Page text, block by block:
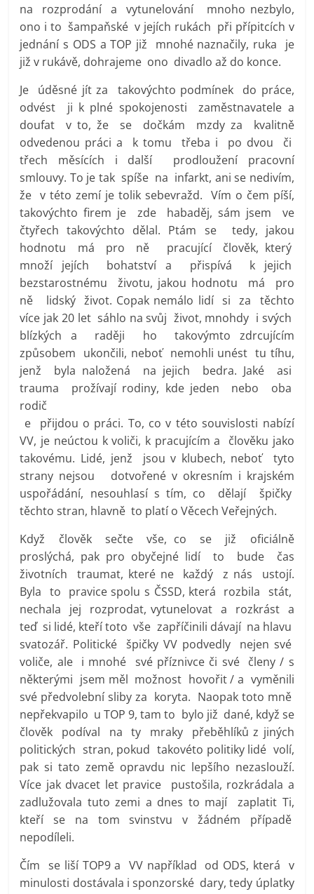
na rozprodání a vytunelování mnoho nezbylo,
ono i to šampaňské v jejích rukách při přípitcích v
jednání s ODS a TOP již mnohé naznačily, ruka je
již v rukávě, dohrajeme ono divadlo až do konce.
Je úděsné jít za takovýchto podmínek do práce,
odvést ji k plné spokojenosti zaměstnavatele a
doufat v to, že se dočkám mzdy za kvalitně
odvedenou práci a k tomu třeba i po dvou či
třech měsících i další prodloužení pracovní
smlouvy. To je tak spíše na infarkt, ani se nedivím,
že v této zemí je tolik sebevražd. Vím o čem píší,
takovýchto firem je zde habaděj, sám jsem ve
čtyřech takovýchto dělal. Ptám se tedy, jakou
hodnotu má pro ně pracující člověk, který
množí jejích bohatství a přispívá k jejich
bezstarostnému životu, jakou hodnotu má pro
ně lidský život. Copak nemálo lidí si za těchto
více jak 20 let sáhlo na svůj život, mnohdy i svých
blízkých a raději ho takovýmto zdrcujícím
způsobem ukončili, neboť nemohli unést tu tíhu,
jenž byla naložená na jejich bedra. Jaké asi
trauma prožívají rodiny, kde jeden nebo oba
rodič
e přijdou o práci. To, co v této souvislosti nabízí
VV, je neúctou k voliči, k pracujícím a člověku jako
takovému. Lidé, jenž jsou v klubech, neboť tyto
strany nejsou dotvořené v okresním i krajském
uspořádání, nesouhlasí s tím, co dělají špičky
těchto stran, hlavně to platí o Věcech Veřejných.
Když člověk sečte vše, co se již oficiálně
proslýchá, pak pro obyčejné lidí to bude čas
životních traumat, které ne každý z nás ustojí.
Byla to pravice spolu s ČSSD, která rozbila stát,
nechala jej rozprodat, vytunelovat a rozkrást a
teď si lidé, kteří toto vše zapříčinili dávají na hlavu
svatozář. Politické špičky VV podvedly nejen své
voliče, ale i mnohé své příznivce či své členy / s
některými jsem měl možnost hovořit / a vyměnili
své předvolební sliby za koryta. Naopak toto mně
nepřekvapilo u TOP 9, tam to bylo již dané, když se
člověk podíval na ty mraky přeběhlíků z jiných
politických stran, pokud takovéto politiky lidé volí,
pak si tato země opravdu nic lepšího nezaslouží.
Více jak dvacet let pravice pustošila, rozkrádala a
zadlužovala tuto zemi a dnes to mají zaplatit Ti,
kteří se na tom svinstvu v žádném případě
nepodíleli.
Čím se liší TOP9 a VV například od ODS, která v
minulosti dostávala i sponzorské dary, tedy úplatky